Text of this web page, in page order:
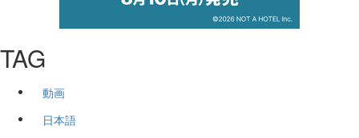
TAG
動画
日本語